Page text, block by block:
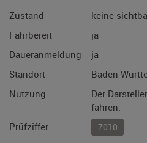
Zustand
keine
Fahrbereit
ja
Daueranmeldung
ja
Standort
Baden-
Nutzung
Der
fahren.
Prüfziffer
7010